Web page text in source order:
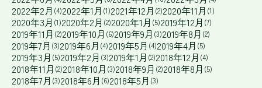
2022年2月 (4)2022年1月 (1)2021年12月 (2)2020年11月 (1)
2020年3月 (1)2020年2月 (2)2020年1月 (5)2019年12月 (7)
2019年11月 (2)2019年10月 (6)2019年9月 (3)2019年8月 (2)
2019年7月 (3)2019年6月 (4)2019年5月 (4)2019年4月 (5)
2019年3月 (5)2019年2月 (3)2019年1月 (2)2018年12月 (4)
2018年11月 (2)2018年10月 (3)2018年9月 (2)2018年8月 (5)
2018年7月 (3)2018年6月 (6)2018年5月 (3)